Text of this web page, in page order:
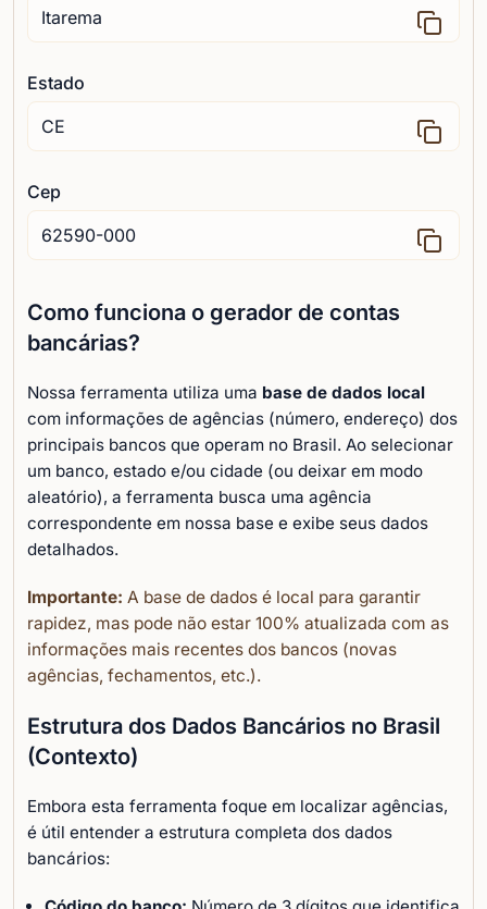
Estado
Cep
Como funciona o gerador de contas
bancárias?
Nossa ferramenta utiliza uma base de dados local
com informações de agências (número, endereço) dos
principais bancos que operam no Brasil. Ao selecionar
um banco, estado e/ou cidade (ou deixar em modo
aleatório), a ferramenta busca uma agência
correspondente em nossa base e exibe seus dados
detalhados.
Importante: A base de dados é local para garantir
rapidez, mas pode não estar 100% atualizada com as
informações mais recentes dos bancos (novas
agências, fechamentos, etc.).
Estrutura dos Dados Bancários no Brasil
(Contexto)
Embora esta ferramenta foque em localizar agências,
é útil entender a estrutura completa dos dados
bancários: